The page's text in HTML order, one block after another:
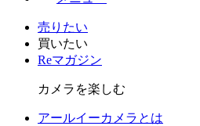
売りたい
買いたい
Reマガジン
カメラを楽しむ
アールイーカメラとは